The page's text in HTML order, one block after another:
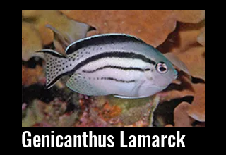
Genicanthus Lamarck